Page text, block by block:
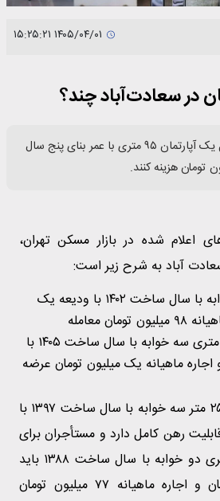
در سعادت‌آباد چند؟
مستاجران برای رهن کامل یک آپارتمان ۹۵ متری با عمر بنای پنج سال
اعلام شده در بازار مسکن تهران،
آباد به شرح زیر است:
واحدی ۱۰۰ متری دو خوابه با سال ساخت ۱۴۰۲ با ودیعه یک
میلیارد تومان و اجاره ماهیانه ۹۸ میلیون تومان معامله
می‌شود. یک واحد ۱۴۰ متری سه خوابه با سال ساخت ۱۴۰۵ با
و اجاره ماهیانه یک میلیون تومان عرضه
واحد دیگری به متراژ ۲۵۰ متر سه خوابه با سال ساخت ۱۳۹۷ با
قابلیت رهن کامل دارد و مستأجران برای
اجاره یک واحد ۱۲۲ متری دو خوابه با سال ساخت ۱۳۸۸ باید
ودیعه ۹۰۰ میلیون تومان و اجاره ماهیانه ۷۷ میلیون تومان